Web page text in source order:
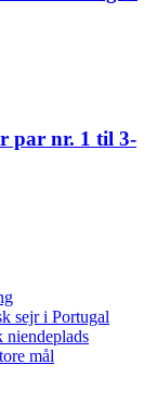
par nr. 1 til 3-
sejr i Portugal
niendeplads
mål